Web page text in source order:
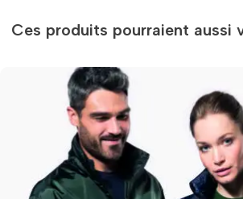
Ces produits pourraient aussi